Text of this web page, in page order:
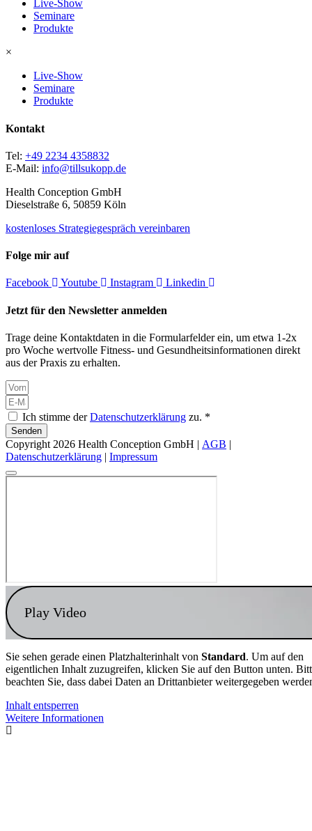
Live-Show
Seminare
Produkte
×
Live-Show
Seminare
Produkte
Kontakt
Tel: +49 2234 4358832
E-Mail: info@tillsukopp.de
Health Conception GmbH
Dieselstraße 6, 50859 Köln
kostenloses Strategiegespräch vereinbaren
Folge mir auf
Facebook Youtube Instagram Linkedin
Jetzt für den Newsletter anmelden
Trage deine Kontaktdaten in die Formularfelder ein, um etwa 1-2x
pro Woche wertvolle Fitness- und Gesundheitsinformationen direkt
aus der Praxis zu erhalten.
Ich stimme derDatenschutzerklärung zu. *
Senden
Copyright 2026 Health Conception GmbH | AGB |
Datenschutzerklärung | Impressum
Play Video
Sie sehen gerade einen Platzhalterinhalt von Standard. Um auf den
eigentlichen Inhalt zuzugreifen, klicken Sie auf den Button unten.
beachten Sie, dass dabei Daten an Drittanbieter weitergegeben
Inhalt entsperren
Weitere Informationen